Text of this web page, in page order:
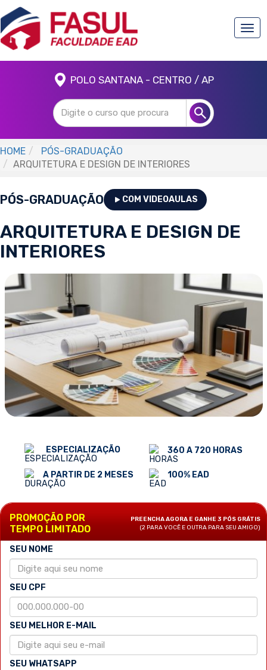
POLO SANTANA - CENTRO / AP
HOME
PÓS-GRADUAÇÃO
ARQUITETURA E DESIGN DE INTERIORES
PÓS-GRADUAÇÃO COM VIDEOAULAS
ARQUITETURA E DESIGN DE
INTERIORES
ESPECIALIZAÇÃO
A PARTIR DE 2 MESES
360 A 720 HORAS
100% EAD
PROMOÇÃO POR
TEMPO LIMITADO
PREENCHA AGORA E GANHE 3 PÓS GRÁTIS
(2 PARA VOCÊ E OUTRA PARA SEU AMIGO)
SEU NOME
SEU CPF
SEU MELHOR E-MAIL
SEU WHATSAPP